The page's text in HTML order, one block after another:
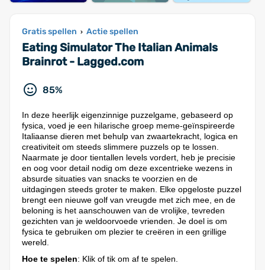
Gratis spellen › Actie spellen
Eating Simulator The Italian Animals
Brainrot - Lagged.com
85%
In deze heerlijk eigenzinnige puzzelgame, gebaseerd op
fysica, voed je een hilarische groep meme-geïnspireerde
Italiaanse dieren met behulp van zwaartekracht, logica en
creativiteit om steeds slimmere puzzels op te lossen.
Naarmate je door tientallen levels vordert, heb je precisie
en oog voor detail nodig om deze excentrieke wezens in
absurde situaties van snacks te voorzien en de
uitdagingen steeds groter te maken. Elke opgeloste puzzel
brengt een nieuwe golf van vreugde met zich mee, en de
beloning is het aanschouwen van de vrolijke, tevreden
gezichten van je weldoorvoede vrienden. Je doel is om
fysica te gebruiken om plezier te creëren in een grillige
wereld.
Hoe te spelen: Klik of tik om af te spelen.